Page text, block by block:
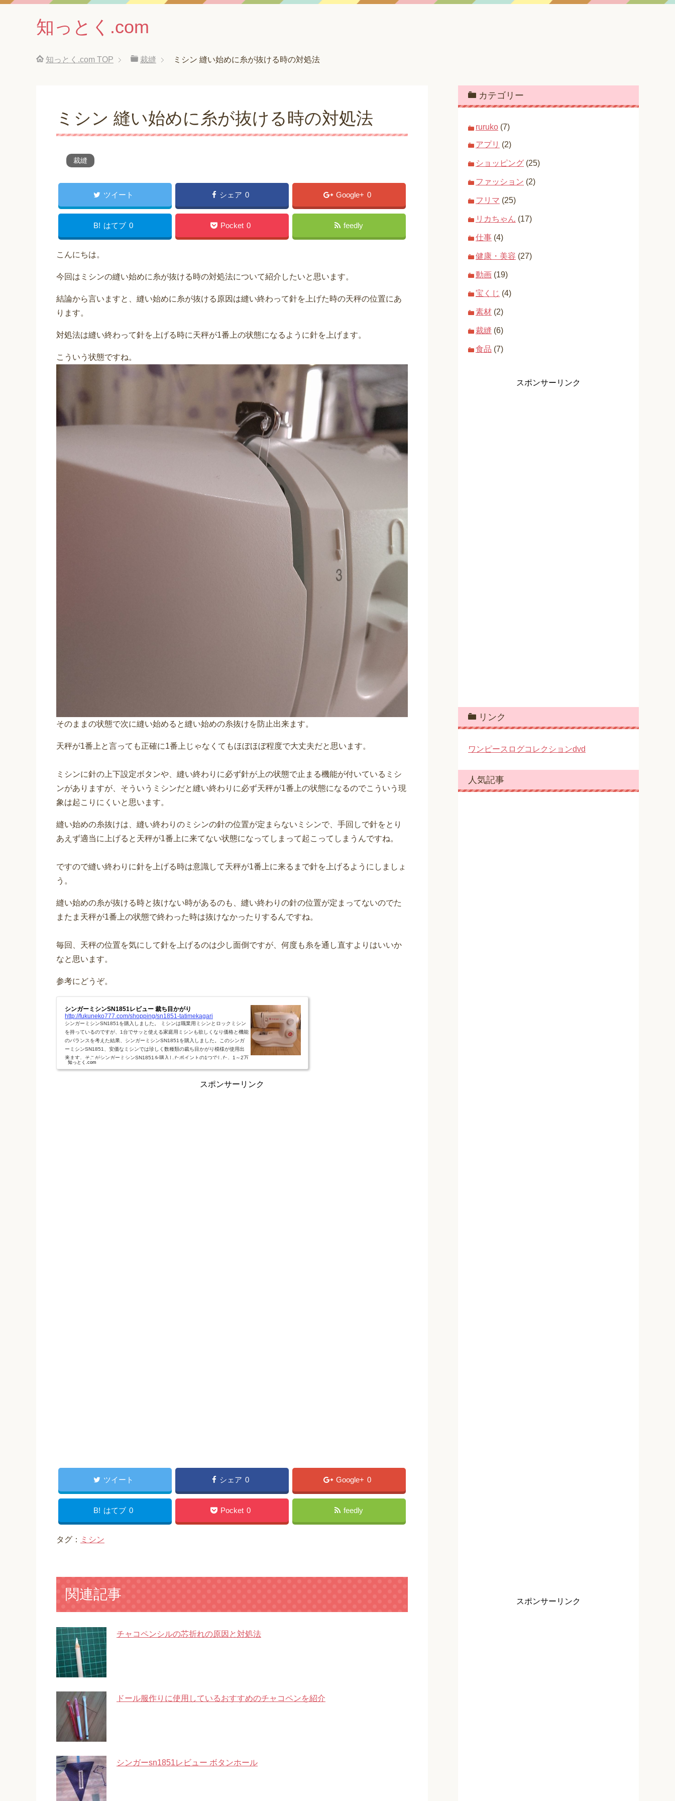
知っとく.com
知っとく.com TOP 裁縫 ミシン 縫い始めに糸が抜ける時の対処法
ミシン 縫い始めに糸が抜ける時の対処法
裁縫
ツイート シェア 0 Google+ 0
B! はてブ 0 Pocket 0 feedly
こんにちは。
今回はミシンの縫い始めに糸が抜ける時の対処法について紹介したいと思います。
結論から言いますと、縫い始めに糸が抜ける原因は縫い終わって針を上げた時の天秤の位置にあ
ります。
対処法は縫い終わって針を上げる時に天秤が1番上の状態になるように針を上げます。
こういう状態ですね。
そのままの状態で次に縫い始めると縫い始めの糸抜けを防止出来ます。
天秤が1番上と言っても正確に1番上じゃなくてもほぼほぼ程度で大丈夫だと思います。
ミシンに針の上下設定ボタンや、縫い終わりに必ず針が上の状態で止まる機能が付いているミシ
ンがありますが、そういうミシンだと縫い終わりに必ず天秤が1番上の状態になるのでこういう現
象は起こりにくいと思います。
縫い始めの糸抜けは、縫い終わりのミシンの針の位置が定まらないミシンで、手回しで針をとり
あえず適当に上げると天秤が1番上に来てない状態になってしまって起こってしまうんですね。
ですので縫い終わりに針を上げる時は意識して天秤が1番上に来るまで針を上げるようにしましょ
う。
縫い始めの糸が抜ける時と抜けない時があるのも、縫い終わりの針の位置が定まってないのでた
またま天秤が1番上の状態で終わった時は抜けなかったりするんですね。
毎回、天秤の位置を気にして針を上げるのは少し面倒ですが、何度も糸を通し直すよりはいいか
なと思います。
参考にどうぞ。
シンガーミシンSN1851レビュー 裁ち目かがり
http://fukuneko777.com/shopping/sn1851-tatimekagari
シンガーミシンSN1851を購入しました。 ミシンは職業用ミシンとロックミシン
を持っているのですが、1台でサッと使える家庭用ミシンも欲しくなり価格と機能
のバランスを考えた結果、シンガーミシンSN1851を購入しました。このシンガ
ーミシンSN1851、安価なミシンでは珍しく数種類の裁ち目かがり模様が使用出
来ます。そこがシンガーミシンSN1851を購入したポイントの1つでした。1～2万
円程のミシンでは裁ち目かがりと言えばほぼジグザグ模様しか付いていません。
知っとく.com
スポンサーリンク
ツイート シェア 0 Google+ 0
B! はてブ 0 Pocket 0 feedly
タグ： ミシン
関連記事
チャコペンシルの芯折れの原因と対処法
ドール服作りに使用しているおすすめのチャコペンを紹介
シンガーsn1851レビュー ボタンホール
カテゴリー
ruruko (7)
アプリ (2)
ショッピング (25)
ファッション (2)
フリマ (25)
リカちゃん (17)
仕事 (4)
健康・美容 (27)
動画 (19)
宝くじ (4)
素材 (2)
裁縫 (6)
食品 (7)
スポンサーリンク
リンク
ワンピースログコレクションdvd
人気記事
スポンサーリンク